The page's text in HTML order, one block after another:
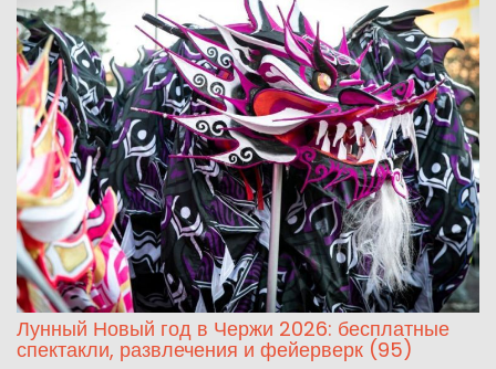
Лунный Новый год в Чержи 2026: бесплатные
спектакли, развлечения и фейерверк (95)